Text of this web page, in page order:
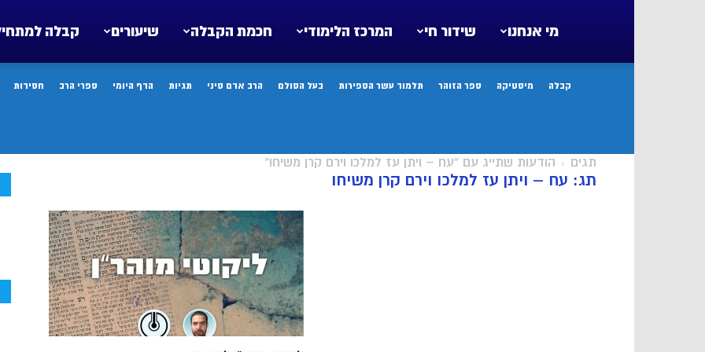
קבלה שיעורים חכמת הקבלה המרכז הלימודי שידור חי מי אנחנו
קבלה מיסטיקה ספר הזוהר תלמוד עשר הספירות בעל הסולם הרב אדם סיני תגיות הדף היומי ספרי הרב חסידות
תגים הודעות שתייג עם "עח – ויתן עז למלכו וירם קרן משיחו"
תג: עח – ויתן עז למלכו וירם קרן משיחו